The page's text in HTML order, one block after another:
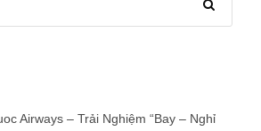
Airways – Trải Nghiệm “Bay – Nghỉ